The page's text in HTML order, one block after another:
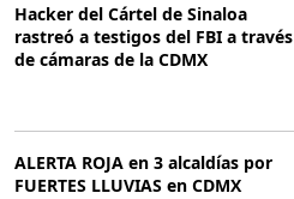
Hacker del Cártel de Sinaloa
rastreó a testigos del FBI a través
de cámaras de la CDMX
ALERTA ROJA en 3 alcaldías por
FUERTES LLUVIAS en CDMX